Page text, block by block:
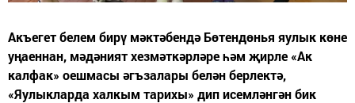
Акъегет белем бирү мәктәбендә Бөтендөнья яулык көне
уңаеннан, мәдәният хезмәткәрләре һәм җирле «Ак
калфак» оешмасы әгъзалары белән берлектә,
«Яулыкларда халкым тарихы» дип исемләнгән бик